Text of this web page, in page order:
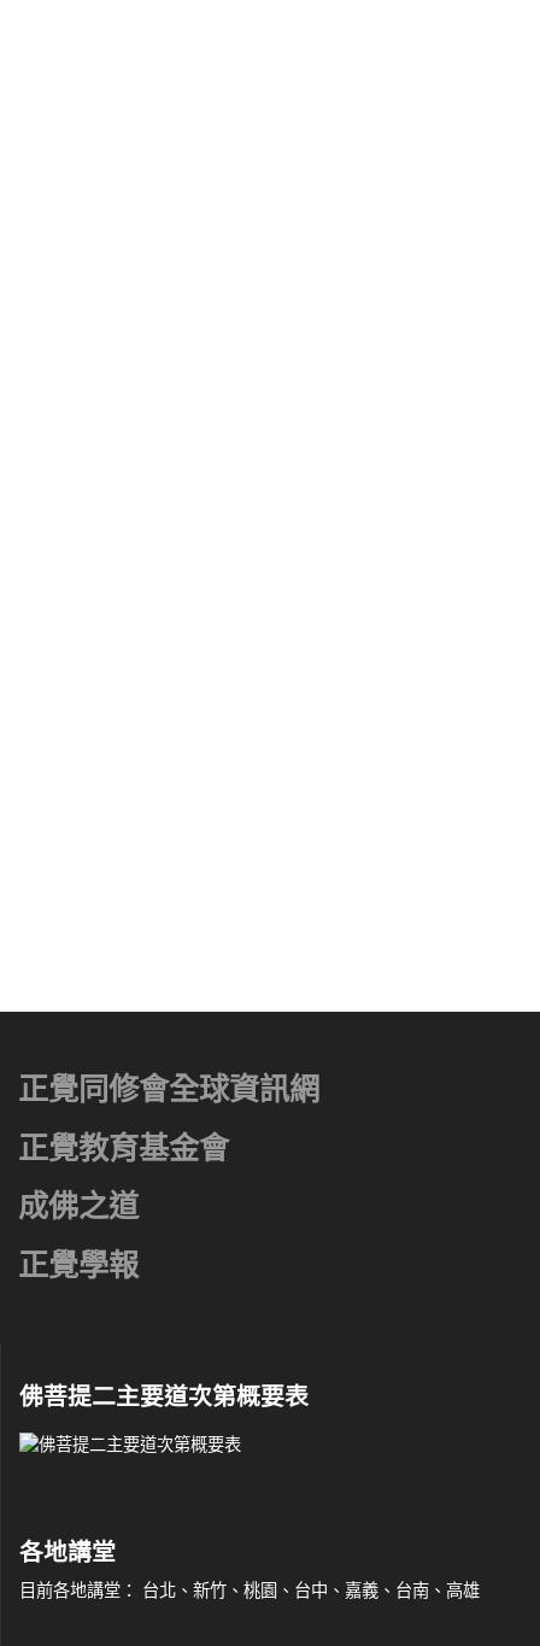
正覺同修會全球資訊網
正覺教育基金會
成佛之道
正覺學報
佛菩提二主要道次第概要表
各地講堂
目前各地講堂： 台北、新竹、桃園、台中、嘉義、台南、高雄